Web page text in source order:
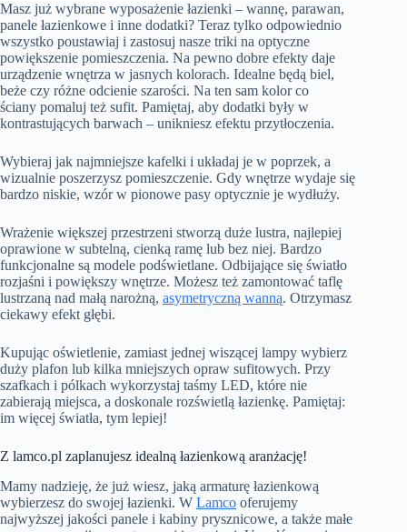
Masz już wybrane wyposażenie łazienki – wannę, parawan,
panele łazienkowe i inne dodatki? Teraz tylko odpowiednio
wszystko poustawiaj i zastosuj nasze triki na optyczne
powiększenie pomieszczenia. Na pewno dobre efekty daje
urządzenie wnętrza w jasnych kolorach. Idealne będą biel,
beże czy różne odcienie szarości. Na ten sam kolor co
ściany pomaluj też sufit. Pamiętaj, aby dodatki były w
kontrastujących barwach – unikniesz efektu przytłoczenia.
Wybieraj jak najmniejsze kafelki i układaj je w poprzek, a
wizualnie poszerzysz pomieszczenie. Gdy wnętrze wydaje się
bardzo niskie, wzór w pionowe pasy optycznie je wydłuży.
Wrażenie większej przestrzeni stworzą duże lustra, najlepiej
oprawione w subtelną, cienką ramę lub bez niej. Bardzo
funkcjonalne są modele podświetlane. Odbijające się światło
rozjaśni i powiększy wnętrze. Możesz też zamontować taflę
lustrzaną nad małą narożną, asymetryczną wanną. Otrzymasz
ciekawy efekt głębi.
Kupując oświetlenie, zamiast jednej wiszącej lampy wybierz
duży plafon lub kilka mniejszych opraw sufitowych. Przy
szafkach i pólkach wykorzystaj taśmy LED, które nie
zabierają miejsca, a doskonale rozświetlą łazienkę. Pamiętaj:
im więcej światła, tym lepiej!
Z lamco.pl zaplanujesz idealną łazienkową aranżację!
Mamy nadzieję, że już wiesz, jaką armaturę łazienkową
wybierzesz do swojej łazienki. W Lamco oferujemy
najwyższej jakości panele i kabiny prysznicowe, a także małe